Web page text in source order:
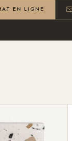
EN LIGNE